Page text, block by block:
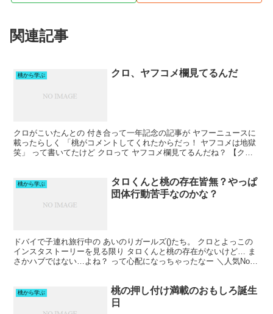
関連記事
桃から学ぶ クロ、ヤフコメ欄見てるんだ
クロがこいたんとの 付き合って一年記念の記事が ヤフーニュースに
載ったらしく 「桃がコメントしてくれたからだっ！ ヤフコメは地獄
笑」 って書いてたけど クロって ヤフコメ欄見てるんだね？ 【クー
桃から学ぶ
タロくんと桃の存在皆無？やっぱ
団体行動苦手なのかな？
ドバイで子連れ旅行中の あいのりガールズ()たち。 クロとよっこの
インスタストーリーを見る限り タロくんと桃の存在がないけど… ま
さかハブではない…よね？ って心配になっちゃったなー ＼人気No.1
桃から学ぶ
桃の押し付け満載のおもしろ誕生
日